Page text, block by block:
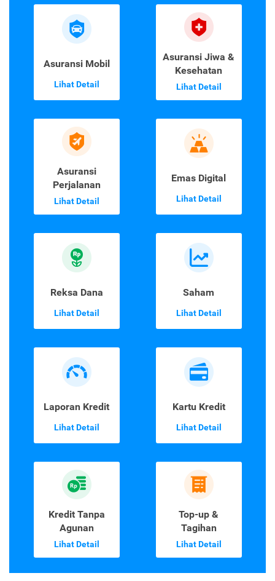
Asuransi Mobil
Lihat Detail
Asuransi Jiwa &
Kesehatan
Lihat Detail
Asuransi
Perjalanan
Lihat Detail
Emas Digital
Lihat Detail
Reksa Dana
Lihat Detail
Saham
Lihat Detail
Laporan Kredit
Lihat Detail
Kartu Kredit
Lihat Detail
Kredit Tanpa
Agunan
Lihat Detail
Top-up &
Tagihan
Lihat Detail